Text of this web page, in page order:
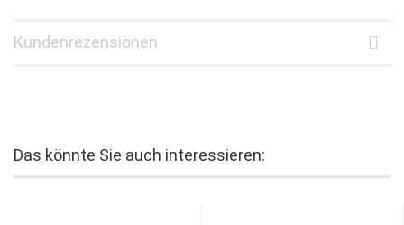
Kundenrezensionen
Das könnte Sie auch interessieren: